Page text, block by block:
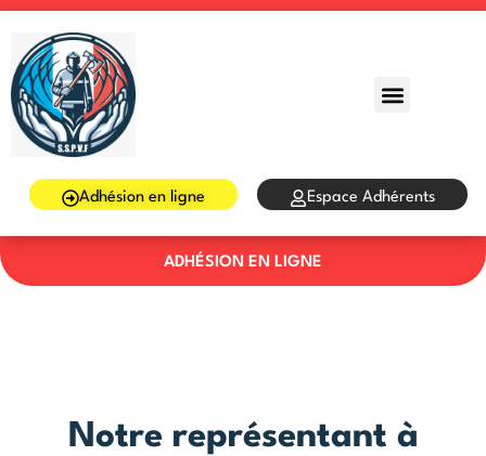
Adhésion en ligne Espace Adhérents
ADHÉSION EN LIGNE
Notre représentant à